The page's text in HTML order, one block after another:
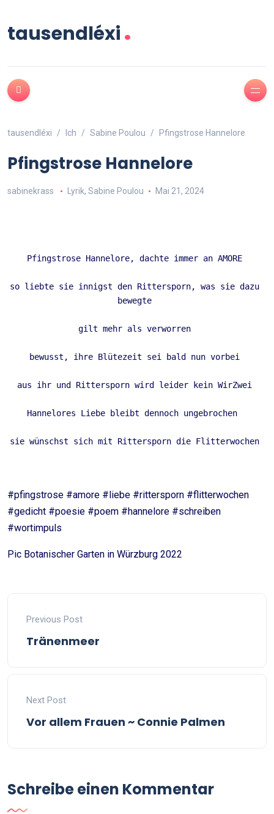
tausendléxi.
tausendléxi Ich Sabine Poulou Pfingstrose Hannelore
Pfingstrose Hannelore
sabinekrass Lyrik, Sabine Poulou Mai 21, 2024
Pfingstrose Hannelore, dachte immer an AMORE
so liebte sie innigst den Rittersporn, was sie dazu
bewegte
gilt mehr als verworren
bewusst, ihre Blütezeit sei bald nun vorbei
aus ihr und Rittersporn wird leider kein WirZwei
Hannelores Liebe bleibt dennoch ungebrochen
sie wünschst sich mit Rittersporn die Flitterwochen
#pfingstrose #amore #liebe #rittersporn #flitterwochen
#gedicht #poesie #poem #hannelore #schreiben
#wortimpuls
Pic Botanischer Garten in Würzburg 2022
Previous Post
Tränenmeer
Next Post
Vor allem Frauen ~ Connie Palmen
Schreibe einen Kommentar